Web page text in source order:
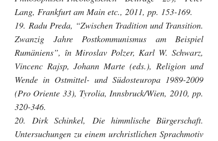
Lang, Frankfurt am Main etc., 2011, pp. 153-169.
19. Radu Preda, “Zwischen Tradition und Transition.
Zwanzig Jahre Postkommunismus am Beispiel
Rumäniens”, în Miroslav Polzer, Karl W. Schwarz,
Vincenc Rajsp, Johann Marte (eds.), Religion und
Wende in Ostmittel- und Südosteuropa 1989-2009
(Pro Oriente 33), Tyrolia, Innsbruck/Wien, 2010, pp.
320-346.
20. Dirk Schinkel, Die himmlische Bürgerschaft.
Untersuchungen zu einem urchristlichen Sprachmotiv